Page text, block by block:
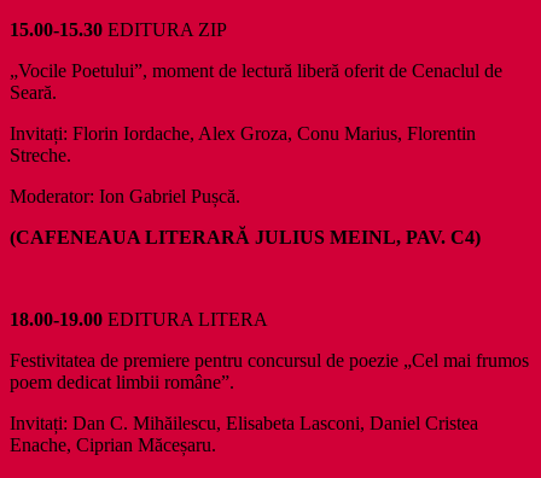
15.00-15.30 EDITURA ZIP
„Vocile Poetului”, moment de lectură liberă oferit de Cenaclul de
Seară.
Invitați: Florin Iordache, Alex Groza, Conu Marius, Florentin
Streche.
Moderator: Ion Gabriel Pușcă.
(CAFENEAUA LITERARĂ JULIUS MEINL, PAV. C4)
18.00-19.00 EDITURA LITERA
Festivitatea de premiere pentru concursul de poezie „Cel mai frumos
poem dedicat limbii române”.
Invitați: Dan C. Mihăilescu, Elisabeta Lasconi, Daniel Cristea
Enache, Ciprian Măceșaru.